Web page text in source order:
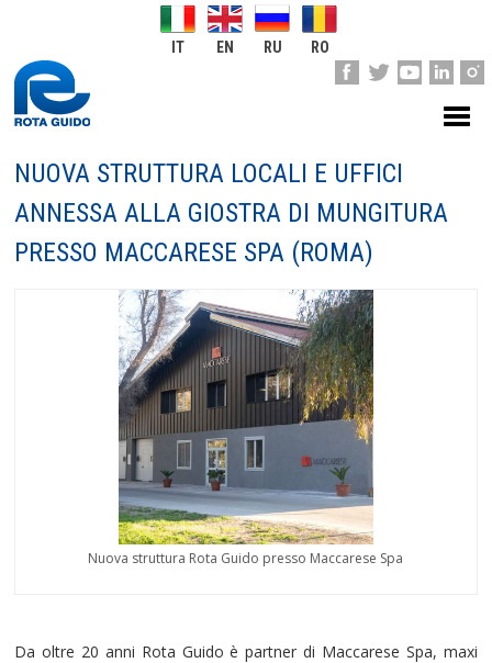
IT EN RU RO
NUOVA STRUTTURA LOCALI E UFFICI
ANNESSA ALLA GIOSTRA DI MUNGITURA
PRESSO MACCARESE SPA (ROMA)
Nuova struttura Rota Guido presso Maccarese Spa
Da oltre 20 anni Rota Guido è partner di Maccarese Spa, maxi